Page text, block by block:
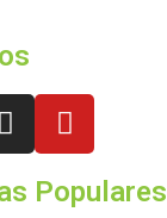
Populares